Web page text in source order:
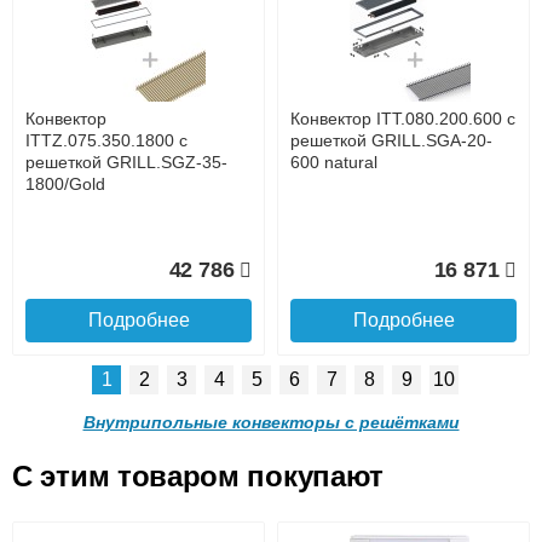
до подъезда
услуга платная
с решеткой GRILL.SGA-20-
1300 natural
30 665
Подробнее
с решеткой GRILL.SGA-20-
1000 natural
24 638
Конвектор ITT.080.200.900 с
решеткой GRILL.SGA-20-
900 natural
Конвектор ITT.080.200.800 с
решеткой GRILL.SGA-20-
800 natural
Конвектор
ITTZ.075.350.1800 с
решеткой GRILL.SGZ-35-
1800/Gold
42 786
Подробнее
Конвектор ITT.080.200.600 с
решеткой GRILL.SGA-20-
600 natural
16 871
Подробнее
1 2 3 4 5 6 7 8 9 10
Внутрипольные конвекторы с решётками
C этим товаром покупают